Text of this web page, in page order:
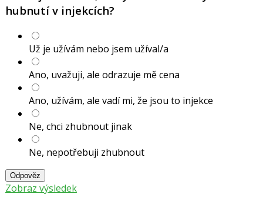
hubnutí v injekcích?
Už je užívám nebo jsem užíval/a
Ano, uvažuji, ale odrazuje mě cena
Ano, užívám, ale vadí mi, že jsou to injekce
Ne, chci zhubnout jinak
Ne, nepotřebuji zhubnout
Odpověz
Zobraz výsledek